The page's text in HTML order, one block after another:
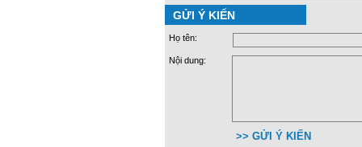
GỬI Ý KIẾN
Họ tên:
Nội dung:
>> GỬI Ý KIẾN